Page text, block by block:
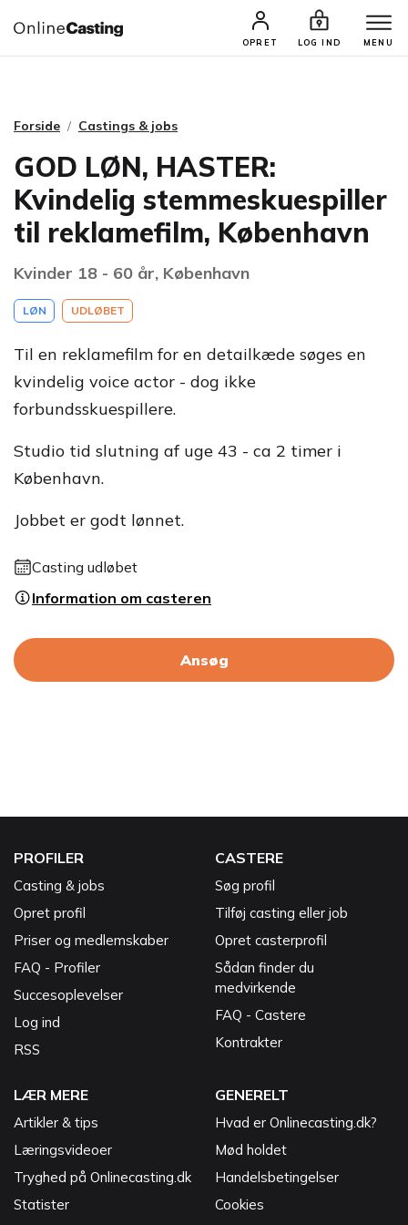
OPRET LOG IND MENU
CASTINGS & JOBS SØG PROFIL
Forside Castings & jobs
GOD LØN, HASTER:
Kvindelig stemmeskuespiller
til reklamefilm, København
Kvinder 18 - 60 år, København
LØN UDLØBET
Til en reklamefilm for en detailkæde søges en
kvindelig voice actor - dog ikke
forbundsskuespillere.
Studio tid slutning af uge 43 - ca 2 timer i
København.
Jobbet er godt lønnet.
Casting udløbet
Information om casteren
Ansøg
PROFILER
Casting & jobs
Opret profil
Priser og medlemskaber
FAQ - Profiler
Succesoplevelser
Log ind
RSS
CASTERE
Søg profil
Tilføj casting eller job
Opret casterprofil
Sådan finder du
medvirkende
FAQ - Castere
Kontrakter
LÆR MERE
Artikler & tips
Læringsvideoer
Tryghed på Onlinecasting.dk
Statister
GENERELT
Hvad er Onlinecasting.dk?
Mød holdet
Handelsbetingelser
Cookies